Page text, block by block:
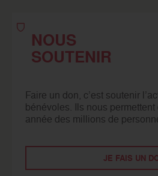
NOUS
SOUTENIR
Faire un don, c’est soutenir
bénévoles. Ils nous
année des millions de
JE FAIS UN